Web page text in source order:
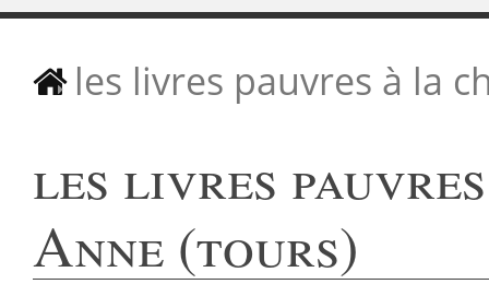
les livres pauvres à la
les livres
Anne (tours)